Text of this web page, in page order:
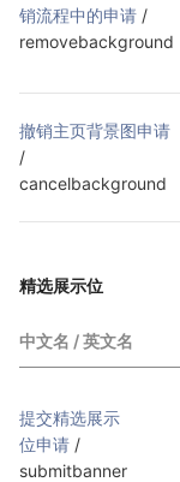
销流程中的申请 /
removebackground
撤销主页背景图申请
/
cancelbackground
精选展示位
中文名 / 英文名
提交精选展示
位申请 /
submitbanner